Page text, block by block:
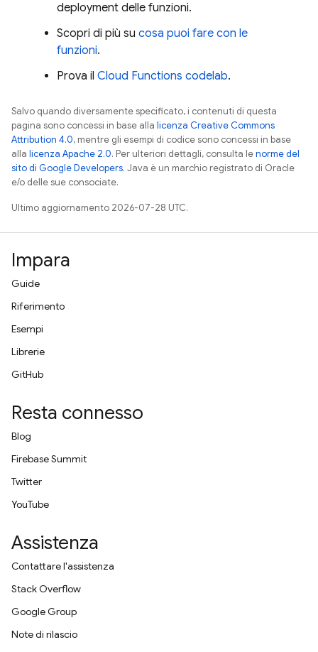
deployment delle funzioni.
Scopri di più su cosa puoi fare con le
funzioni.
Prova il Cloud Functions codelab.
Salvo quando diversamente specificato, i contenuti di questa
pagina sono concessi in base alla licenza Creative Commons
Attribution 4.0, mentre gli esempi di codice sono concessi in base
alla licenza Apache 2.0. Per ulteriori dettagli, consulta lenorme del
sito di Google Developers. Java è un marchio registrato di Oracle
e/o delle sue consociate.
Ultimo aggiornamento 2026-07-28 UTC.
Impara
Guide
Riferimento
Esempi
Librerie
GitHub
Resta connesso
Blog
Firebase Summit
Twitter
YouTube
Assistenza
Contattare l'assistenza
Stack Overflow
Google Group
Note di rilascio